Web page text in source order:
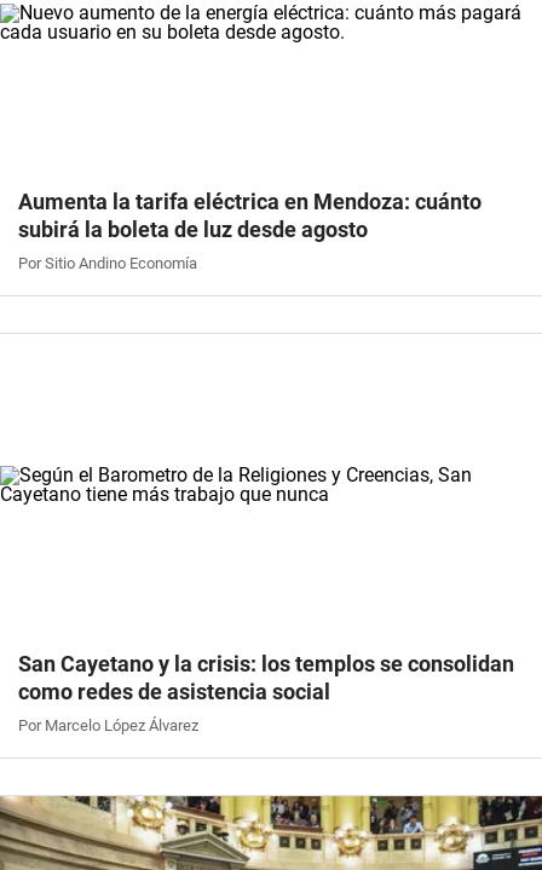
Aumenta la tarifa eléctrica en Mendoza: cuánto
subirá la boleta de luz desde agosto
Por Sitio Andino Economía
San Cayetano y la crisis: los templos se consolidan
como redes de asistencia social
Por Marcelo López Álvarez